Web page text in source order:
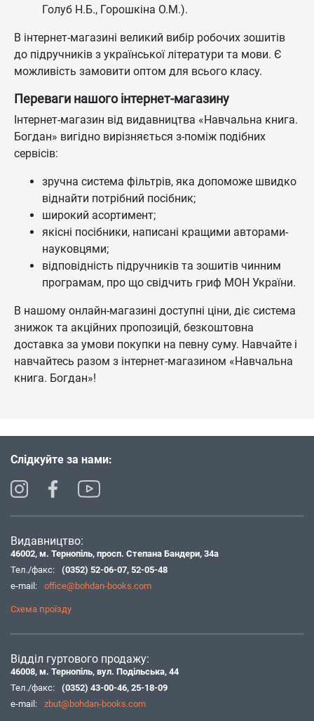
Голуб Н.Б., Горошкіна О.М.).
В інтернет-магазині великий вибір робочих зошитів
до підручників з української літератури та мови. Є
можливість замовити оптом для всього класу.
Переваги нашого інтернет-магазину
Інтернет-магазин від видавництва «Навчальна книга.
Богдан» вигідно вирізняється з-поміж подібних
сервісів:
зручна система фільтрів, яка допоможе швидко
віднайти потрібний посібник;
широкий асортимент;
якісні посібники, написані кращими авторами-
науковцями;
відповідність підручників та зошитів чинним
програмам, про що свідчить гриф МОН України.
В нашому онлайн-магазині доступні ціни, діє система
знижок та акційних пропозицій, безкоштовна
доставка за умови покупки на певну суму. Навчайте і
навчайтесь разом з інтернет-магазином «Навчальна
книга. Богдан»!
Слідкуйте за нами:
Видавництво:
46002, м. Тернопіль, просп. Степана Бандери, 34а
Тел./факс:
(0352) 52-06-07, 52-05-48
e-mail:
office@bohdan-books.com
Схема проїзду
Відділ гуртового продажу:
46008, м. Тернопіль, вул. Подільська, 44
Тел./факс:
(0352) 43-00-46, 25-18-09
e-mail:
zbut@bohdan-books.com